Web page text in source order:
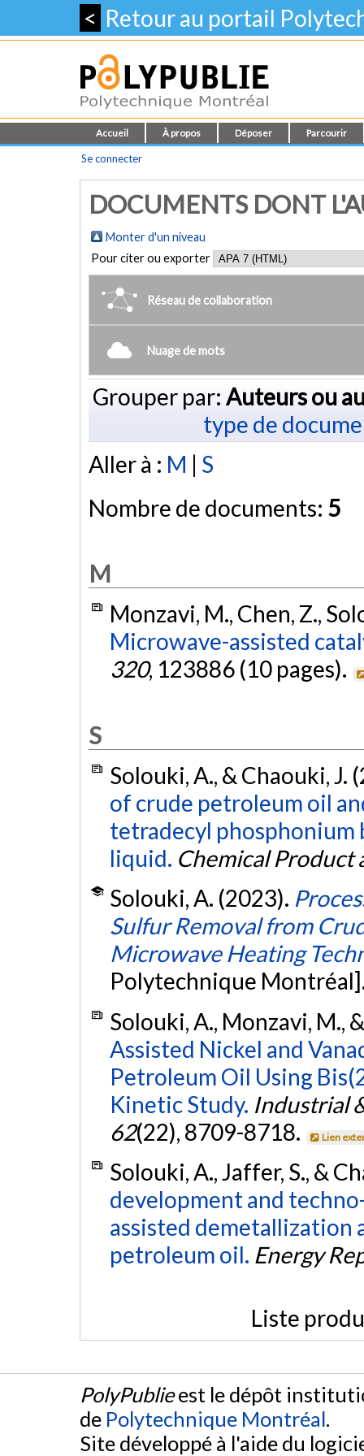
< Retour au portail
Accueil À propos Déposer Parcourir
Se connecter
DOCUMENTS DONT
Monter d'un niveau
Pour citer ou exporter
Réseau de collaboration
Nuage de mots
Grouper par: Auteurs ou
type de
Aller à : M | S
Nombre de documents: 5
M
Monzavi, M., Chen, Z.,
Microwave-assisted
320, 123886 (10 pages).
S
Solouki, A., & Chaouki, J.
of crude petroleum oil
tetradecyl phosphonium
liquid. Chemical Product
Solouki, A. (2023).
Sulfur Removal from
Microwave Heating
Polytechnique
Solouki, A., Monzavi, M.,
Assisted Nickel and
Petroleum Oil Using
Kinetic Study. Industrial
62(22), 8709-8718. Lien
Solouki, A., Jaffer, S., &
development and
assisted demetallization
petroleum oil. Energy
Liste
PolyPublieest le dépôt
de Polytechnique Montréal.
Site développé à l'aide du